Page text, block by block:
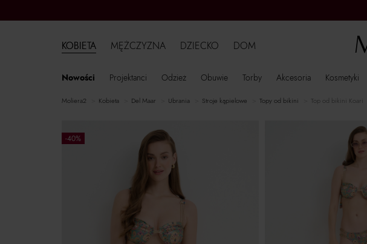
KOBIETA
Nowości Projektanci Odzież Obuwie Torby Akcesoria Kosmetyki
MĘŻCZYZNA DZIECKO DOM
moliera2 kobieta Del Maar ubrania stroje kąpielowe topy od bikini Top od bikini Koari
-40%